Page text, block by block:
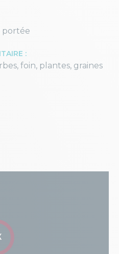
portée
:
foin, plantes, graines